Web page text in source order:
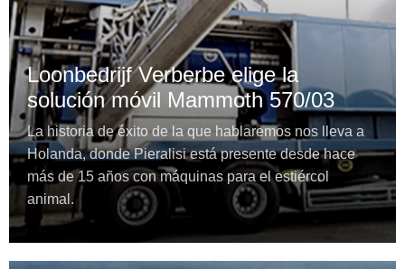
Loonbedrijf Verberbe elige la
solución móvil Mammoth 570/03
La historia de éxito de la que hablaremos nos lleva a
Holanda, donde Pieralisi está presente desde hace
más de 15 años con máquinas para el estiércol
animal.